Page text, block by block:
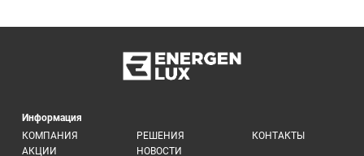
Информация
КОМПАНИЯ
АКЦИИ
РЕШЕНИЯ
НОВОСТИ
КОНТАКТЫ